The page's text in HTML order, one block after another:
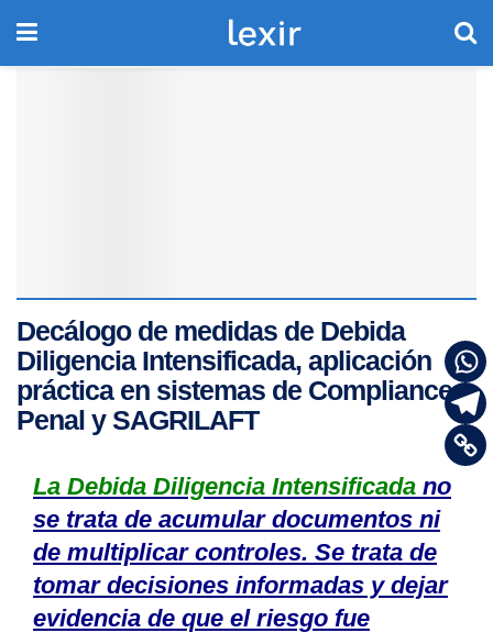
Decálogo de medidas de Debida
Diligencia Intensificada, aplicación
práctica en sistemas de Compliance
Penal y SAGRILAFT
La Debida Diligencia Intensificada no
se trata de acumular documentos ni
de multiplicar controles. Se trata de
tomar decisiones informadas y dejar
evidencia de que el riesgo fue